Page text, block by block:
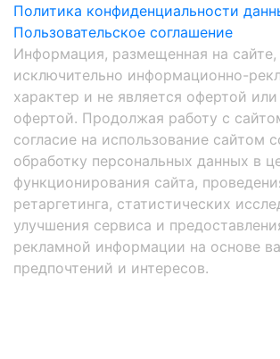
Политика конфиденциальности
Пользовательское соглашение
Информация, размещенная на сайте,
исключительно информационно-
характер и не является офертой
офертой. Продолжая работу с
согласие на использование сайтом
обработку персональных данных в
функционирования сайта,
ретаргетинга, статистических
улучшения сервиса и
рекламной информации на основе
предпочтений и интересов.